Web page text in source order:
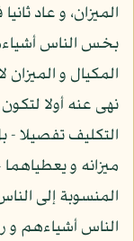
الميزان، و عاد
بخس الناس
المكيال و
نهى عنه أولا
التكليف تفصيلا -
ميزانه و
المنسوبة إلى
الناس أشياءهم و